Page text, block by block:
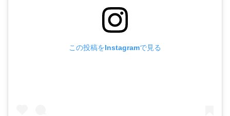
この投稿をInstagramで見る